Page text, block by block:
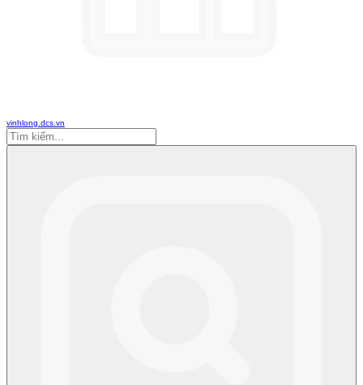
vinhlong.dcs.vn